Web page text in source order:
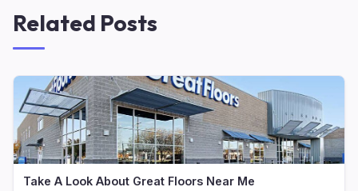
Related Posts
Take A Look About Great Floors Near Me